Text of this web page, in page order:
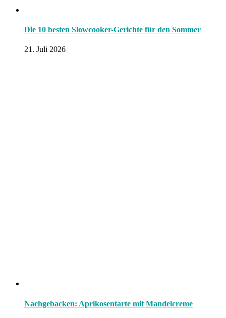
Die 10 besten Slowcooker-Gerichte für den Sommer
21. Juli 2026
Nachgebacken: Aprikosentarte mit Mandelcreme